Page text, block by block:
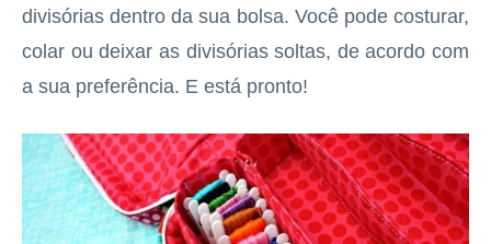
divisórias dentro da sua bolsa. Você pode costurar,
colar ou deixar as divisórias soltas, de acordo com
a sua preferência. E está pronto!